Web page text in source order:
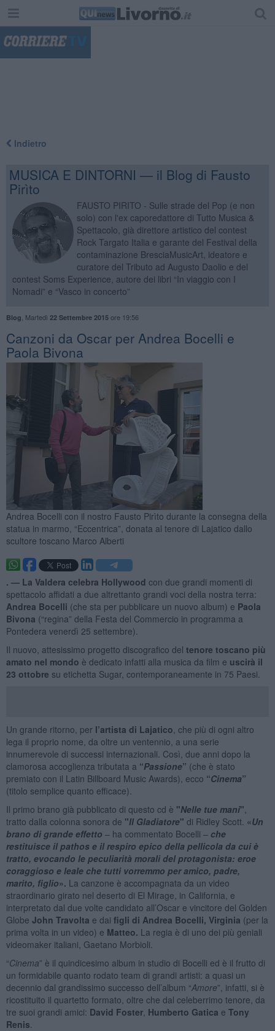
Indietro
MUSICA E DINTORNI — il Blog di Fausto
Pirìto
FAUSTO PIRITO - Sulle strade del Pop (e non
solo) con l'ex caporedattore di Tutto Musica &
Spettacolo, già direttore artistico del contest
Rock Targato Italia e garante del Festival della
contaminazione BresciaMusicArt, ideatore e
curatore del Tributo ad Augusto Daolio e del
contest Soms Experience, autore dei libri “In viaggio con I
Nomadi” e “Vasco in concerto”
Blog Martedì 22 Settembre 2015ore 19:56
Canzoni da Oscar per Andrea Bocelli e
Paola Bivona
Andrea Bocelli con il nostro Fausto Pirìto durante la consegna della
statua in marmo, “Eccentrica”, donata al tenore di Lajatico dallo
scultore toscano Marco Alberti
. — La Valdera celebra Hollywood con due grandi momenti di
spettacolo affidati a due altrettanto grandi voci della nostra terra:
Andrea Bocelli (che sta per pubblicare un nuovo album) e Paola
Bivona (“regina” della Festa del Commercio in programma a
Pontedera venerdì 25 settembre).
Il nuovo, attesissimo progetto discografico del tenore toscano più
amato nel mondo è dedicato infatti alla musica da film e uscirà il
23 ottobre su etichetta Sugar, contemporaneamente in 75 Paesi.
Un grande ritorno, perl’artista di Lajatico , che più di ogni altro
lega il proprio nome, da oltre un ventennio, a una serie
innumerevole di successi internazionali. Così, due anni dopo la
clamorosa accoglienza tributata a “Passione” (che è stato
premiato con il Latin Billboard Music Awards), ecco “Cinema”
(titolo semplice quanto efficace).
Il primo brano già pubblicato di questo cd è "Nelle tue mani"
tratto dalla colonna sonora de "Il Gladiatore" di Ridley Scott. «Un
brano di grande effetto – ha commentato Bocelli – che
restituisce il pathos e il respiro epico della pellicola da cui è
tratto, evocando le peculiarità morali del protagonista: eroe
coraggioso e leale che tutti vorremmo per amico, padre,
marito, figlio». La canzone è accompagnata da un video
straordinario girato nel deserto di El Mirage, in California, e
interpretato dal due volte candidato all’Oscar e vincitore del Golden
Globe John Travolta e dai figli di Andrea Bocelli, Virginia (per la
prima volta in un video) e Matteo. La regia è di uno dei più geniali
videomaker italiani, Gaetano Morbioli.
“Cinema” è il quindicesimo album in studio di Bocelli ed è il frutto di
un formidabile quanto rodato team di grandi artisti: a quasi un
decennio dal grandissimo successo dell’album “Amore”, infatti, si è
ricostituito il quartetto formato, oltre che dal celeberrimo tenore, da
tre suoi grandi amici: David Foster, Humberto Gatica e Tony
Renis